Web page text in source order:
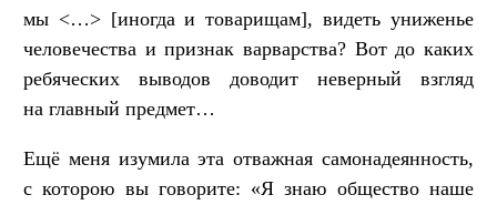
мы <…> [иногда и товарищам], видеть униженье
человечества и признак варварства? Вот до каких
ребяческих выводов доводит неверный взгляд
на главный предмет…
Ещё меня изумила эта отважная самонадеянность,
с которою вы говорите: «Я знаю общество наше